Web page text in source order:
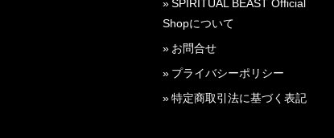
SPIRITUAL BEAST Official
Shopについて
お問合せ
プライバシーポリシー
特定商取引法に基づく表記